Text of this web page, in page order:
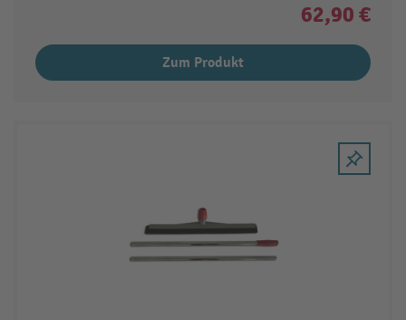
62,90 €
Zum Produkt